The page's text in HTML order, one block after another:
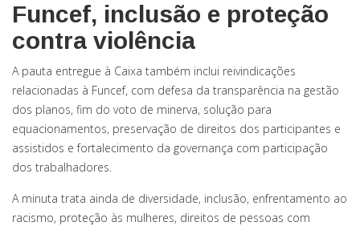
Funcef, inclusão e proteção
contra violência
A pauta entregue à Caixa também inclui reivindicações
relacionadas à Funcef, com defesa da transparência na gestão
dos planos, fim do voto de minerva, solução para
equacionamentos, preservação de direitos dos participantes e
assistidos e fortalecimento da governança com participação
dos trabalhadores.
A minuta trata ainda de diversidade, inclusão, enfrentamento ao
racismo, proteção às mulheres, direitos de pessoas com